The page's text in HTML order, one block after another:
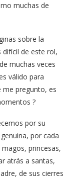
muchas de
sobre la
de este rol,
muchas veces
válido para
me pregunto, es
?
por su
por cada
princesas,
atrás a santas,
de sus cierres